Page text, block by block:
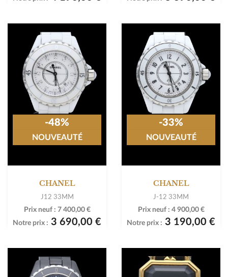
CHANEL
J12 33MM
Prix neuf : 7 400,00 €
Notre prix : 3 690,00 €
-48%
NOUVEAUTÉ
CHANEL
J-12 33MM
Prix neuf : 4 900,00 €
Notre prix : 3 190,00 €
-33%
NOUVEAUTÉ